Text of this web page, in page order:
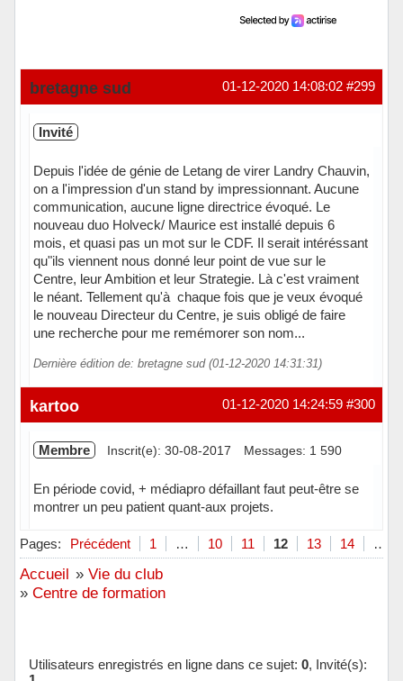
#299
01-12-2020 14:08:02
bretagne sud
Invité
Depuis l'idée de génie de Letang de virer Landry Chauvin,
on a l'impression d'un stand by impressionnant. Aucune
communication, aucune ligne directrice évoqué. Le
nouveau duo Holveck/ Maurice est installé depuis 6
mois, et quasi pas un mot sur le CDF. Il serait intéréssant
qu"ils viennent nous donné leur point de vue sur le
Centre, leur Ambition et leur Strategie. Là c'est vraiment
le néant. Tellement qu'à chaque fois que je veux évoqué
le nouveau Directeur du Centre, je suis obligé de faire
une recherche pour me remémorer son nom...
Dernière édition de: bretagne sud (01-12-2020 14:31:31)
#300
01-12-2020 14:24:59
kartoo
Membre Inscrit(e): 30-08-2017 Messages: 1 590
En période covid, + médiapro défaillant faut peut-être se
montrer un peu patient quant-aux projets.
Hors ligne
Pages: Précédent 1 … 10 11 12 13 14 …
Accueil » Vie du club
» Centre de formation
Utilisateurs enregistrés en ligne dans ce sujet: 0, Invité(s):